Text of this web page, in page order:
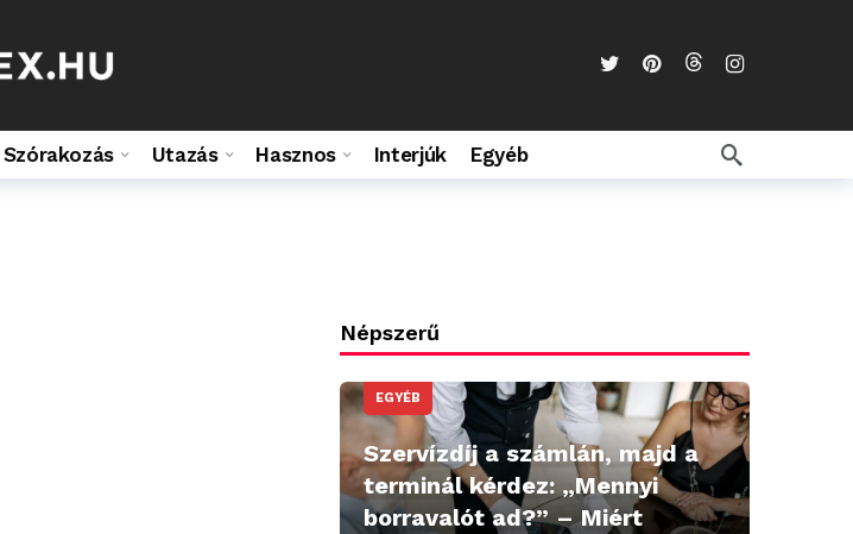
Szórakozás Utazás Hasznos Interjúk Egyéb
Népszerű
EGYÉB
Szervízdíj a számlán, majd a
terminál kérdez: „Mennyi
borravalót ad?” – Miért